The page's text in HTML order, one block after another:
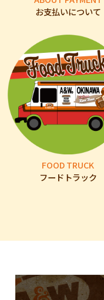
お支払いについて
FOOD TRUCK
フードトラック